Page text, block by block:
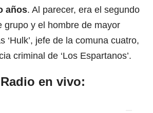
años. Al parecer, era el segundo
grupo y el hombre de mayor
‘Hulk’, jefe de la comuna cuatro,
criminal de ‘Los Espartanos’.
en vivo: